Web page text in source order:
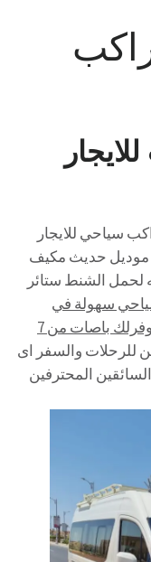
هايس 13 راكب
راكب للايجار
هايس 13 راكب للايجار هايس 14 راكب سياحي للايجار
هايس موديل حديث مكيف
الشنط ستائر
سهولة في
الحجز ودقة في الوقت والمواعيد كان هتوفرلك باصات من 7
للرحلات والسفر اى
المحترفين